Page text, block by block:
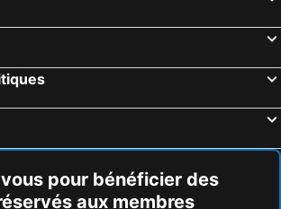
pour bénéficier des
aux membres